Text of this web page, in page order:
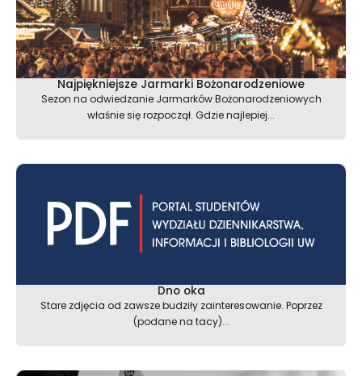
Najpiękniejsze Jarmarki Bożonarodzeniowe
Sezon na odwiedzanie Jarmarków Bożonarodzeniowych
właśnie się rozpoczął. Gdzie najlepiej...
Dno oka
Stare zdjęcia od zawsze budziły zainteresowanie. Poprzez
(podane na tacy)...